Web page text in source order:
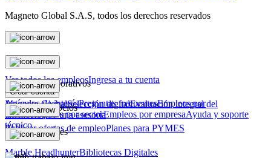
Magneto Global S.A.S, todos los derechos reservados
Personas
Ver todos los empleosIngresa a tu cuenta
Crear cuenta
Artículos de interésPreguntas frecuentesEmpleos por
ciudadEmpleos por sectorEmpleos por empresaAyuda y soporte
técnico
Magneto Corporativos
Magneto GlobalSelección digitalEvaluación integral del
talentoRecibe una asesoría
Magneto Negocios
Publicar ofertas de empleoPlanes para PYMES
Otras soluciones
Marble HeadhunterBibliotecas Digitales
Legal